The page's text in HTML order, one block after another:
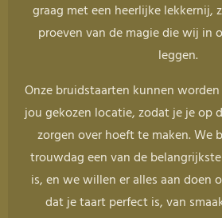
graag met een heerlijke lekkernij,
proeven van de magie die wij in
leggen.
Onze bruidstaarten kunnen
jou gekozen locatie, zodat je je op
zorgen over hoeft te maken. We
trouwdag een van de
is, en we willen er alles aan doen
dat je taart perfect is, van